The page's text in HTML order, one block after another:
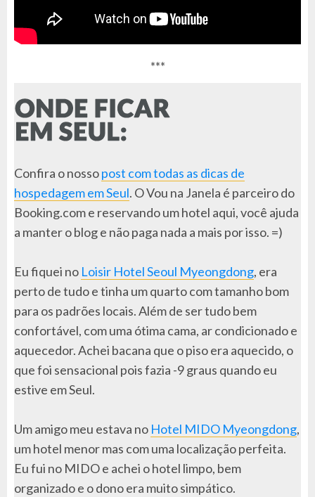
***
Confira o nossopost com todas as dicas de
hospedagem em Seul. O Vou na Janela é parceiro do
Booking.com e reservando um hotel aqui, você ajuda
a manter o blog e não paga nada a mais por isso. =)
Eu fiquei no Loisir Hotel Seoul Myeongdong, era
perto de tudo e tinha um quarto com tamanho bom
para os padrões locais. Além de ser tudo bem
confortável, com uma ótima cama, ar condicionado e
aquecedor. Achei bacana que o piso era aquecido, o
que foi sensacional pois fazia -9 graus quando eu
estive em Seul.
Um amigo meu estava no Hotel MIDO Myeongdong,
um hotel menor mas com uma localização perfeita.
Eu fui no MIDO e achei o hotel limpo, bem
organizado e o dono era muito simpático.